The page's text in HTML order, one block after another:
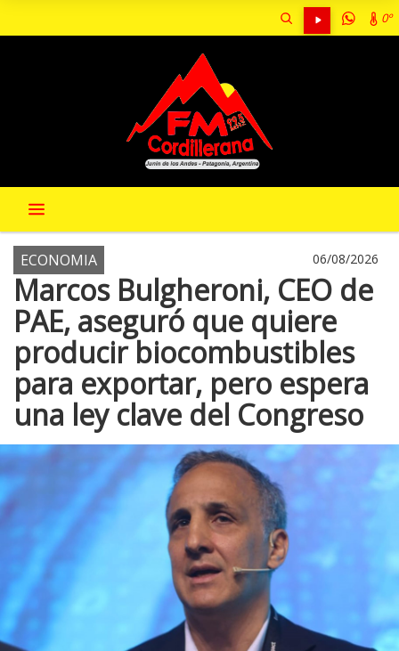
0º
ECONOMIA 06/08/2026
Marcos Bulgheroni, CEO de
PAE, aseguró que quiere
producir biocombustibles
para exportar, pero espera
una ley clave del Congreso